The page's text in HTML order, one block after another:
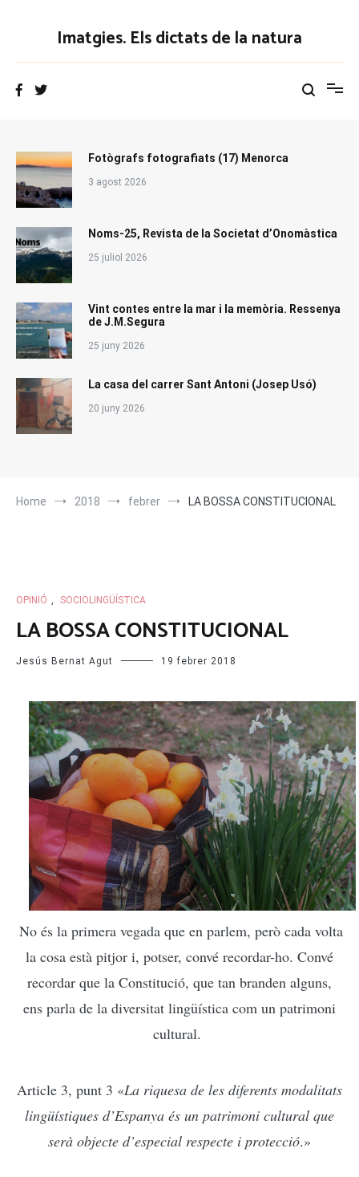
Imatgies. Els dictats de la natura
Fotògrafs fotografiats (17) Menorca
3 agost 2026
Noms-25, Revista de la Societat d’Onomàstica
25 juliol 2026
Vint contes entre la mar i la memòria. Ressenya
de J.M.Segura
25 juny 2026
La casa del carrer Sant Antoni (Josep Usó)
20 juny 2026
Home 2018 febrer LA BOSSA CONSTITUCIONAL
OPINIÓ , SOCIOLINGÜÍSTICA
LA BOSSA CONSTITUCIONAL
Jesús Bernat Agut 19 febrer 2018
No és la primera vegada que en parlem, però cada volta
la cosa està pitjor i, potser, convé recordar-ho. Convé
recordar que la Constitució, que tan branden alguns,
ens parla de la diversitat lingüística com un patrimoni
cultural.
Article 3, punt 3 «La riquesa de les diferents modalitats
lingüístiques d’Espanya és un patrimoni cultural que
serà objecte d’especial respecte i protecció.»